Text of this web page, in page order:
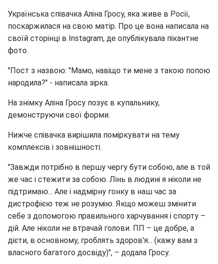
Українська співачка Аліна Гросу, яка живе в Росії,
поскаржилася на свою матір. Про це вона написала на
своїй сторінці в Instagram, де опублікувала пікантне
фото.
"Пост з назвою: "Мамо, навіщо ти мене з такою попою
народила?" - написала зірка.
На знімку Аліна Гросу позує в купальнику,
демонструючи свої форми.
Нижче співачка вирішила поміркувати на тему
комплексів і зовнішності.
"Завжди потрібно в першу чергу бути собою, але в той
же час і стежити за собою. Лінь в людині я ніколи не
підтримаю... Але і надмірну гонку в наш час за
дистрофією теж не розумію. Якщо можеш змінити
себе з допомогою правильного харчування і спорту –
дій. Але ніколи не втрачай голови. ПП – це добре, а
дієти, в основному, гроблять здоров'я... (кажу вам з
власного багатого досвіду)", – додала Гросу.